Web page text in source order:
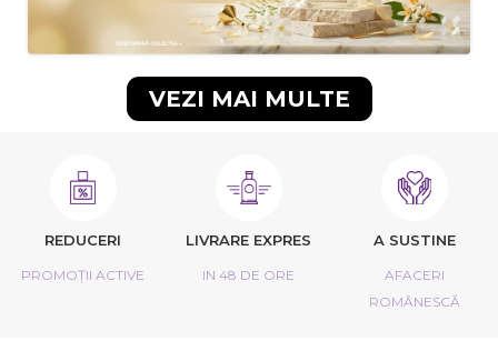
VEZI MAI MULTE
REDUCERI
PROMOȚII ACTIVE
LIVRARE EXPRES
IN 48 DE ORE
A SUSTINE
AFACERI
ROMÂNESCĂ